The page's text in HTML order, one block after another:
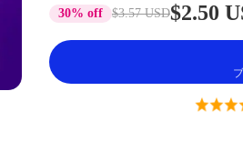
30% off $3.57 USD$2.50